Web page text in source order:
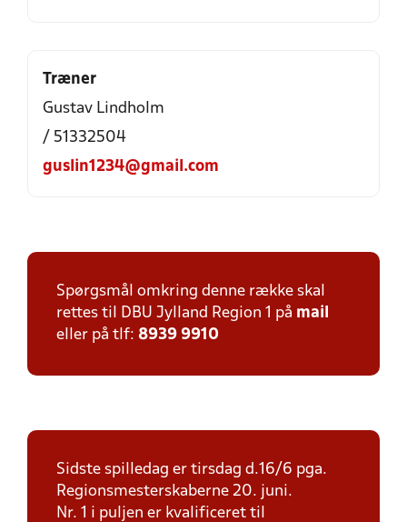
Træner
Gustav Lindholm
/ 51332504
guslin1234@gmail.com
Spørgsmål omkring denne række skal
rettes til DBU Jylland Region 1 på mail
eller på tlf: 8939 9910
Sidste spilledag er tirsdag d.16/6 pga.
Regionsmesterskaberne 20. juni.
Nr. 1 i puljen er kvalificeret til